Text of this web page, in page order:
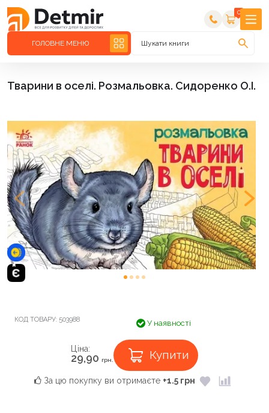
0
ГОЛОВНЕ МЕНЮ Шукати книги
Тварини в оселі. Розмальовка. Сидоренко О.І.
КОД ТОВАРУ: 503988 У наявності
Ціна:
29,90 грн. Купити
За цю покупку ви отримаєте +1.5 грн